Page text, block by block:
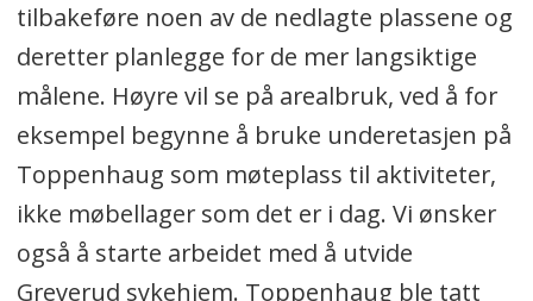
tilbakeføre noen av de nedlagte plassene og
deretter planlegge for de mer langsiktige
målene. Høyre vil se på arealbruk, ved å for
eksempel begynne å bruke underetasjen på
Toppenhaug som møteplass til aktiviteter,
ikke møbellager som det er i dag. Vi ønsker
også å starte arbeidet med å utvide
Greverud sykehjem. Toppenhaug ble tatt